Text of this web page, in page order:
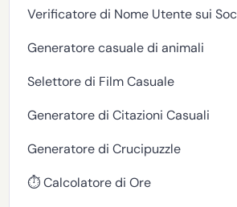
Verificatore di Nome Utente sui
Generatore casuale di animali
Selettore di Film Casuale
Generatore di Citazioni Casuali
Generatore di Crucipuzzle
⏱️ Calcolatore di Ore